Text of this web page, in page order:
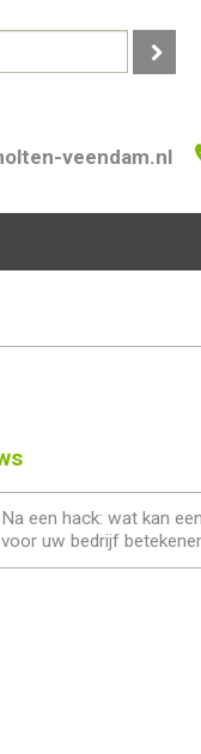
veendam.nl
Na een hack: wat kan
voor uw bedrijf